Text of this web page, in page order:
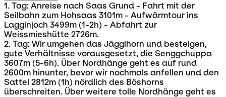
1. Tag: Anreise nach Saas Grund - Fahrt mit der
Seilbahn zum Hohsaas 3101m - Aufwärmtour ins
Lagginjoch 3499m (1-2h) - Abfahrt zur
Weissmieshütte 2726m.
2. Tag: Wir umgehen das Jäggihorn und besteigen,
gute Verhältnisse vorausgesetzt, die Senggchuppa
3607m (5-6h). Über Nordhänge geht es auf rund
2600m hinunter, bevor wir nochmals anfellen und den
Sattel 2812m (1h) nördlich des Böshorns
überschreiten. Über weitere tolle Nordhänge geht es